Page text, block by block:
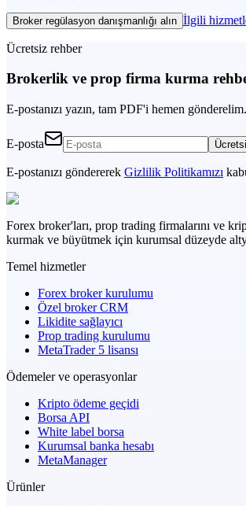
Broker regülasyon danışmanlığı alın İlgili
Ücretsiz rehber
Brokerlik ve prop firma kurma
E-postanızı yazın, tam PDF'i hemen gönderelim.
E-posta
E-postanızı göndererek Gizlilik Politikamızı
Forex broker'ları, prop trading firmalarını ve
kurmak ve büyütmek için kurumsal düzeyde
Temel hizmetler
Forex broker kurulumu
Özel broker CRM
Likidite sağlayıcı
Prop trading kurulumu
MetaTrader 5 lisansı
Ödemeler ve operasyonlar
Kripto ödeme geçidi
Borsa API
White label borsa
Kurumsal banka hesabı
MetaManager
Ürünler